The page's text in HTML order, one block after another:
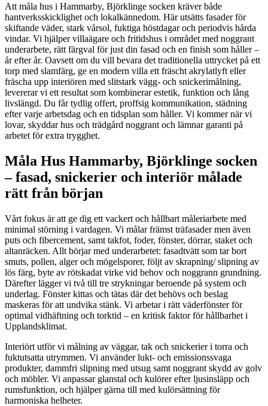
Att måla hus i Hammarby, Björklinge socken kräver både
hantverksskicklighet och lokalkännedom. Här utsätts fasader för
skiftande väder, stark vårsol, fuktiga höstdagar och periodvis hårda
vindar. Vi hjälper villaägare och fritidshus i området med noggrant
underarbete, rätt färgval för just din fasad och en finish som håller –
år efter år. Oavsett om du vill bevara det traditionella uttrycket på ett
torp med slamfärg, ge en modern villa ett fräscht akrylatlyft eller
fräscha upp interiören med slitstark vägg- och snickerimålning,
levererar vi ett resultat som kombinerar estetik, funktion och lång
livslängd. Du får tydlig offert, proffsig kommunikation, städning
efter varje arbetsdag och en tidsplan som håller. Vi kommer när vi
lovar, skyddar hus och trädgård noggrant och lämnar garanti på
arbetet för extra trygghet.
Måla Hus Hammarby, Björklinge socken
– fasad, snickerier och interiör målade
rätt från början
Vårt fokus är att ge dig ett vackert och hållbart måleriarbete med
minimal störning i vardagen. Vi målar främst träfasader men även
puts och fibercement, samt takfot, foder, fönster, dörrar, staket och
altanräcken. Allt börjar med underarbetet: fasadtvätt som tar bort
smuts, pollen, alger och mögelsporer, följt av skrapning/ slipning av
lös färg, byte av rötskadat virke vid behov och noggrann grundning.
Därefter lägger vi två till tre strykningar beroende på system och
underlag. Fönster kittas och tätas där det behövs och beslag
maskeras för att undvika stänk. Vi arbetar i rätt väderfönster för
optimal vidhäftning och torktid – en kritisk faktor för hållbarhet i
Upplandsklimat.
Interiört utför vi målning av väggar, tak och snickerier i torra och
fuktutsatta utrymmen. Vi använder lukt- och emissionssvaga
produkter, dammfri slipning med utsug samt noggrant skydd av golv
och möbler. Vi anpassar glanstal och kulörer efter ljusinsläpp och
rumsfunktion, och hjälper gärna till med kulörsättning för
harmoniska helheter.